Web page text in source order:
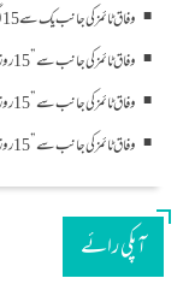
وفاق ٹائمز کی جانب یک سے 15 اگست تک ”15 روزہ وفاق” شائع+ پی ڈی ایف فائل
وفاق ٹائمز کی جانب سے”15 روزہ وفاق” شائع+ پی ڈی ایف فائل
وفاق ٹائمز کی جانب سے”15 روزہ وفاق” شائع+ پی ڈی ایف فائل
وفاق ٹائمز کی جانب سے”15 روزہ وفاق” شائع+ پی ڈی ایف فائل
آپکی رائے